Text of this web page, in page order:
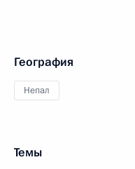
География
Непал
Темы